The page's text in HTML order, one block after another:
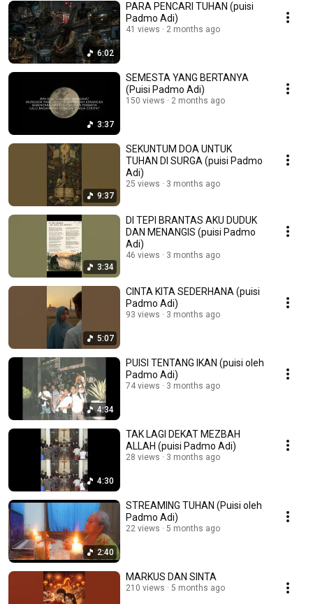
6:02
PARA PENCARI TUHAN (puisi
Padmo Adi)
41 views 2 months ago
3:37
SEMESTA YANG BERTANYA
(Puisi Padmo Adi)
150 views 2 months ago
9:37
SEKUNTUM DOA UNTUK
TUHAN DI SURGA (puisi Padmo
Adi)
25 views 3 months ago
3:34
DI TEPI BRANTAS AKU DUDUK
DAN MENANGIS (puisi Padmo
Adi)
46 views 3 months ago
5:07
CINTA KITA SEDERHANA (puisi
Padmo Adi)
93 views 3 months ago
4:34
PUISI TENTANG IKAN (puisi oleh
Padmo Adi)
74 views 3 months ago
4:30
TAK LAGI DEKAT MEZBAH
ALLAH (puisi Padmo Adi)
28 views 3 months ago
2:40
STREAMING TUHAN (Puisi oleh
Padmo Adi)
22 views 5 months ago
MARKUS DAN SINTA
210 views 5 months ago